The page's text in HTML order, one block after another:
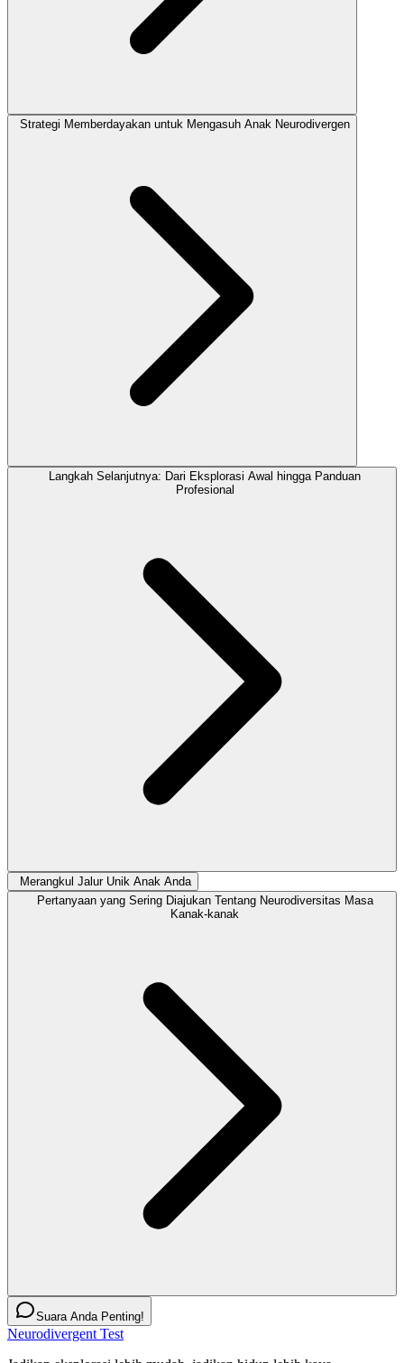
Strategi Memberdayakan untuk Mengasuh Anak Neurodivergen
Langkah Selanjutnya: Dari Eksplorasi Awal hingga Panduan
Profesional
Merangkul Jalur Unik Anak Anda
Pertanyaan yang Sering Diajukan Tentang Neurodiversitas Masa
Kanak-kanak
Suara Anda Penting!
Neurodivergent Test